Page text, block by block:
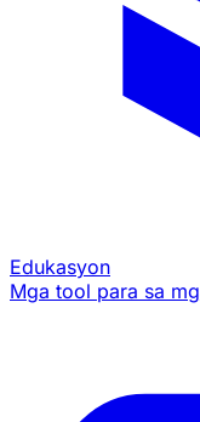
Edukasyon
Mga tool para sa